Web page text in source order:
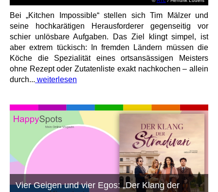
Bei „Kitchen Impossible“ stellen sich Tim Mälzer und
seine hochkarätigen Herausforderer gegenseitig vor
schier unlösbare Aufgaben. Das Ziel klingt simpel, ist
aber extrem tückisch: In fremden Ländern müssen die
Köche die Spezialität eines ortsansässigen Meisters
ohne Rezept oder Zutatenliste exakt nachkochen – allein
durch... weiterlesen
Vier Geigen und vier Egos: „Der Klang der